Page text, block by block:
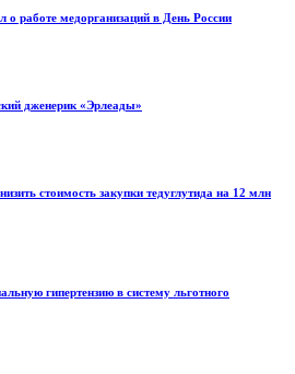
о работе медорганизаций в День России
дженерик «Эрлеады»
стоимость закупки тедуглутида на 12 млн
гипертензию в систему льготного